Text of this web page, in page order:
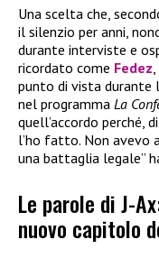
Una scelta che,
il silenzio per anni,
durante interviste e
ricordato come Fedez
punto di vista durante
nel programma La
quell’accordo perché,
l’ho fatto. Non avevo
una battaglia legale”
Le parole di J-
nuovo capitolo